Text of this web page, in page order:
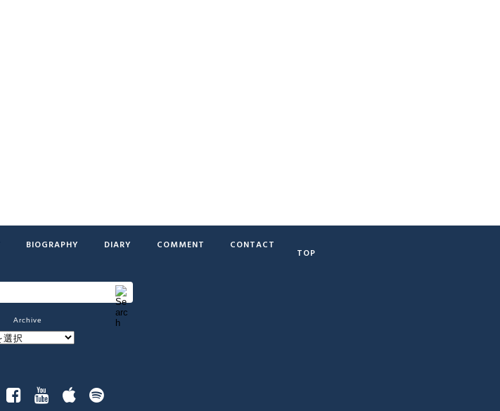
BIOGRAPHY DIARY COMMENT CONTACT
TOP
Archive